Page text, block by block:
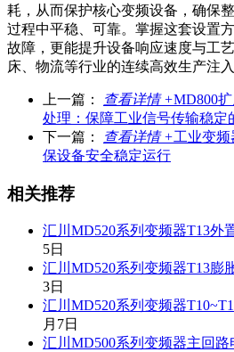
耗，从而保护核心变频设备，确保
过程中平稳、可靠。掌握这套设置
故障，更能提升设备响应速度与工
床、物流等行业的连续高效生产注入
上一篇： 查看详情 +MD800
处理：保障工业信号传输稳定
下一篇：
查看详情 +工业变
保设备安全稳定运行
相关推荐
汇川MD520系列变频器T13外
5日
汇川MD520系列变频器T13膨
3日
汇川MD520系列变频器
月7日
汇川MD500系列变频器主回路